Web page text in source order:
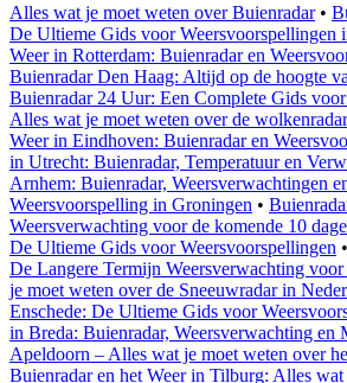
Alles wat je moet weten over Buienradar•
De Ultieme Gids voor Weersvoorspellingen
Weer in Rotterdam: Buienradar en
Buienradar Den Haag: Altijd op de hoogte
Buienradar 24 Uur: Een Complete Gids
Alles wat je moet weten over de
Weer in Eindhoven: Buienradar en
in Utrecht: Buienradar, Temperatuur en
Arnhem: Buienradar, Weersverwachtingen
Weersvoorspelling in Groningen •
Weersverwachting voor de komende 10
De Ultieme Gids voor Weersvoorspellingen •
De Langere Termijn Weersverwachting
je moet weten over de Sneeuwradar in
Enschede: De Ultieme Gids voor
in Breda: Buienradar, Weersverwachting en
Apeldoorn – Alles wat je moet weten over
Buienradar en het Weer in Tilburg: Alles wat